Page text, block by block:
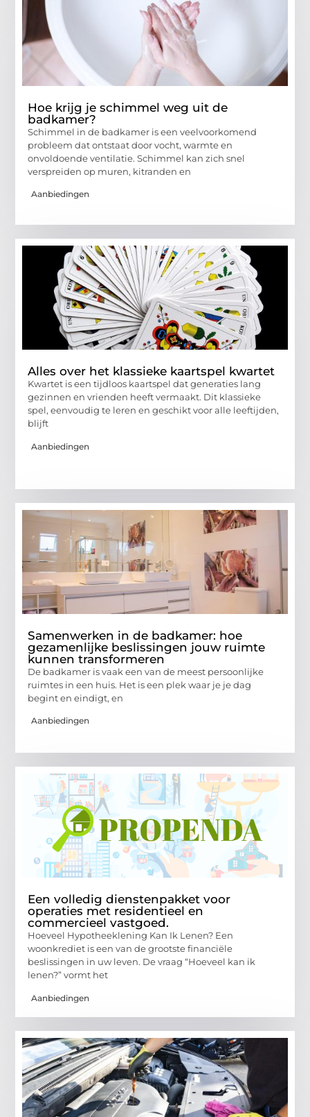
Hoe krijg je schimmel weg uit de
badkamer?
Schimmel in de badkamer is een veelvoorkomend
probleem dat ontstaat door vocht, warmte en
onvoldoende ventilatie. Schimmel kan zich snel
verspreiden op muren, kitranden en
Aanbiedingen
Alles over het klassieke kaartspel kwartet
Kwartet is een tijdloos kaartspel dat generaties lang
gezinnen en vrienden heeft vermaakt. Dit klassieke
spel, eenvoudig te leren en geschikt voor alle leeftijden,
blijft
Aanbiedingen
Samenwerken in de badkamer: hoe
gezamenlijke beslissingen jouw ruimte
kunnen transformeren
De badkamer is vaak een van de meest persoonlijke
ruimtes in een huis. Het is een plek waar je je dag
begint en eindigt, en
Aanbiedingen
Een volledig dienstenpakket voor
operaties met residentieel en
commercieel vastgoed.
Hoeveel Hypotheeklening Kan Ik Lenen? Een
woonkrediet is een van de grootste financiële
beslissingen in uw leven. De vraag “Hoeveel kan ik
lenen?” vormt het
Aanbiedingen